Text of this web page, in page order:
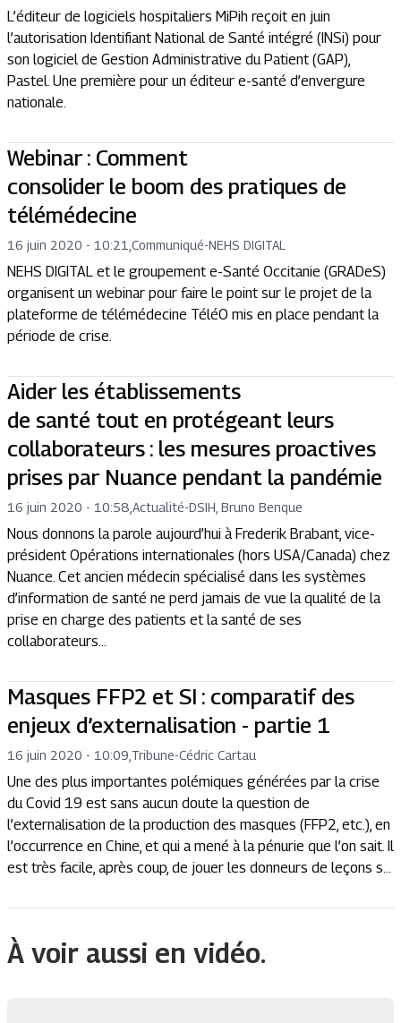
L’éditeur de logiciels hospitaliers MiPih reçoit en juin
l’autorisation Identifiant National de Santé intégré (INSi) pour
son logiciel de Gestion Administrative du Patient (GAP),
Pastel. Une première pour un éditeur e-santé d’envergure
nationale.
Webinar : Comment
consolider le boom des pratiques de
télémédecine
16 juin 2020 - 10:21 Communiqué-NEHS DIGITAL
NEHS DIGITAL et le groupement e-Santé Occitanie (GRADeS)
organisent un webinar pour faire le point sur le projet de la
plateforme de télémédecine TéléO mis en place pendant la
période de crise.
Aider les établissements
de santé tout en protégeant leurs
collaborateurs : les mesures proactives
prises par Nuance pendant la pandémie
16 juin 2020 - 10:58 Actualité-DSIH, Bruno Benque
Nous donnons la parole aujourd’hui à Frederik Brabant, vice-
président Opérations internationales (hors USA/Canada) chez
Nuance. Cet ancien médecin spécialisé dans les systèmes
d’information de santé ne perd jamais de vue la qualité de la
prise en charge des patients et la santé de ses
collaborateurs...
Masques FFP2 et SI : comparatif des
enjeux d’externalisation - partie 1
16 juin 2020 - 10:09 Tribune-Cédric Cartau
Une des plus importantes polémiques générées par la crise
du Covid 19 est sans aucun doute la question de
l’externalisation de la production des masques (FFP2, etc.), en
l’occurrence en Chine, et qui a mené à la pénurie que l’on sait. Il
est très facile, après coup, de jouer les donneurs de leçons s...
À voir aussi en vidéo.